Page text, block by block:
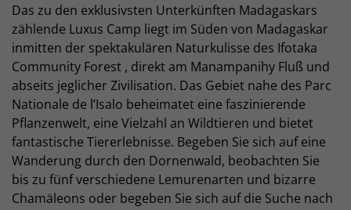
Das zu den exklusivsten Unterkünften Madagaskars
zählende Luxus Camp liegt im Süden von Madagaskar
inmitten der spektakulären Naturkulisse des Ifotaka
Community Forest , direkt am Manampanihy Fluß und
abseits jeglicher Zivilisation. Das Gebiet nahe des Parc
Nationale de l’Isalo beheimatet eine faszinierende
Pflanzenwelt, eine Vielzahl an Wildtieren und bietet
fantastische Tiererlebnisse. Begeben Sie sich auf eine
Wanderung durch den Dornenwald, beobachten Sie
bis zu fünf verschiedene Lemurenarten und bizarre
Chamäleons oder begeben Sie sich auf die Suche nach